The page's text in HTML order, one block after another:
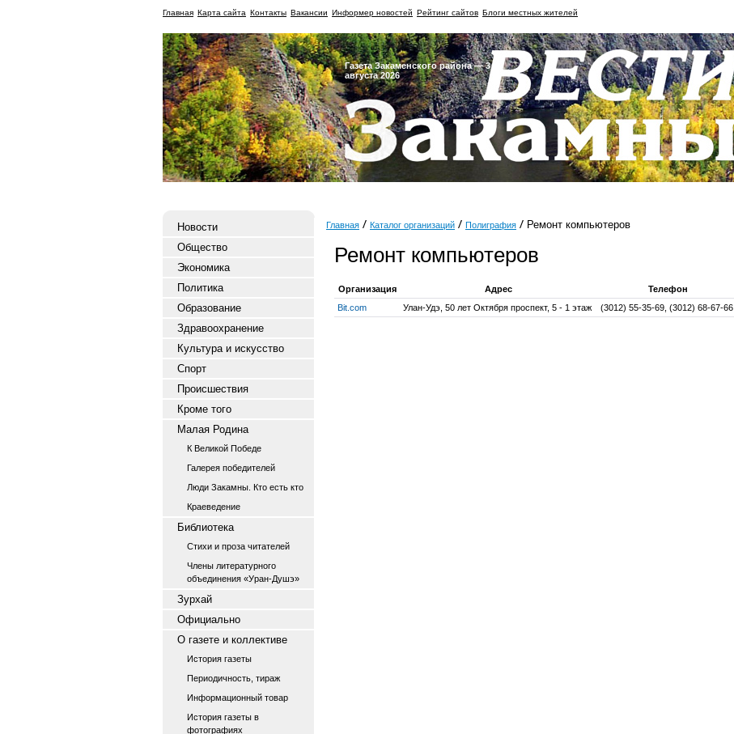
Главная Карта сайта Контакты Вакансии Информер новостей Рейтинг сайтов Блоги местных жителей
Газета Закаменского района — 3
августа 2026
Новости
Общество
Экономика
Политика
Образование
Здравоохранение
Культура и искусство
Спорт
Происшествия
Кроме того
Малая Родина
К Великой Победе
Галерея победителей
Люди Закамны. Кто есть кто
Краеведение
Библиотека
Стихи и проза читателей
Члены литературного
объединения «Уран-Душэ»
Зурхай
Официально
О газете и коллективе
История газеты
Периодичность, тираж
Информационный товар
История газеты в
фотографиях
Главная Каталог организаций Полиграфия Ремонт компьютеров
Ремонт компьютеров
Организация Адрес
Телефон
Bit.com
Улан-Удэ, 50 лет Октября проспект, 5 - 1 этаж (3012) 55-35-69, (3012) 68-67-66